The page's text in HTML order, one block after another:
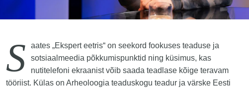
S
aates „Ekspert eetris“ on seekord fookuses teaduse ja
sotsiaalmeedia põkkumispunktid ning küsimus, kas
nutitelefoni ekraanist võib saada teadlase kõige teravam
tööriist. Külas on Arheoloogia teaduskogu teadur ja värske Eesti